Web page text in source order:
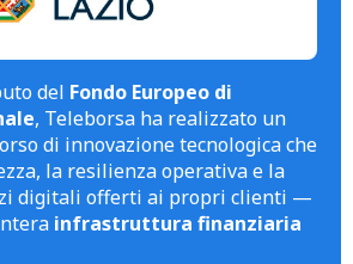
del Fondo Europeo di
, Teleborsa ha realizzato un
di innovazione tecnologica che
la resilienza operativa e la
digitali offerti ai propri clienti —
infrastruttura finanziaria